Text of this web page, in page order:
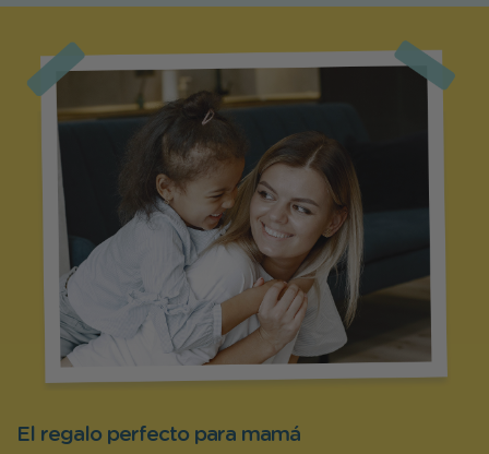
El regalo perfecto para mamá